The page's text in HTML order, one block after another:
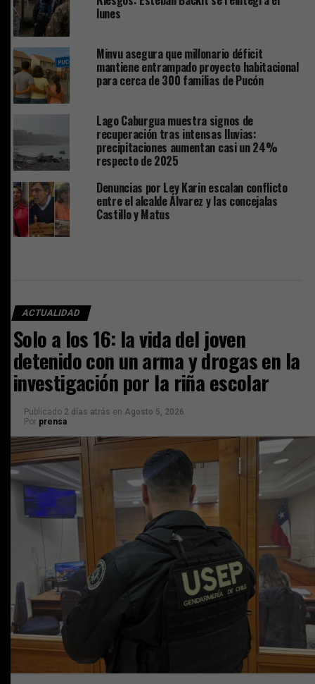
lunes
Minvu asegura que millonario déficit
mantiene entrampado proyecto habitacional
para cerca de 300 familias de Pucón
Lago Caburgua muestra signos de
recuperación tras intensas lluvias:
precipitaciones aumentan casi un 24%
respecto de 2025
Denuncias por Ley Karin escalan conflicto
entre el alcalde Álvarez y las concejalas
Castillo y Matus
ACTUALIDAD
Solo a los 16: la vida del joven
detenido con un arma y drogas en la
investigación por la riña escolar
Publicado 2 días atrás en Agosto 5, 2026
Por prensa